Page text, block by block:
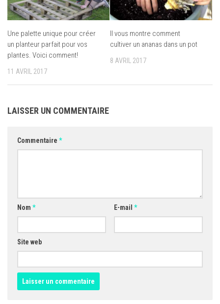
Une palette unique pour créer
un planteur parfait pour vos
plantes. Voici comment!
11 AVRIL 2017
Il vous montre comment
cultiver un ananas dans un pot
8 AVRIL 2017
LAISSER UN COMMENTAIRE
Commentaire *
Nom * E-mail *
Site web